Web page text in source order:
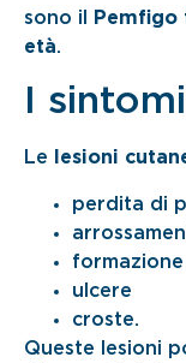
sono il
Pemfigo
età.
I sintomi
Le lesioni
perdita di
ulcere
croste.
Queste lesioni